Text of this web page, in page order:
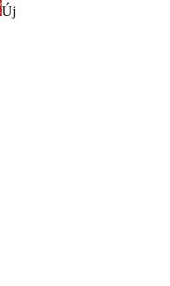
Új